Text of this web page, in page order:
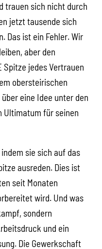
trauen sich nicht durch
jetzt tausende sich
Das ist ein Fehler. Wir
aber den
Spitze jedes Vertrauen
obersteirischen
eine Idee unter den
Ultimatum für seinen
sie sich auf das
ausreden. Dies ist
seit Monaten
wird. Und was
sondern
und ein
Die Gewerkschaft